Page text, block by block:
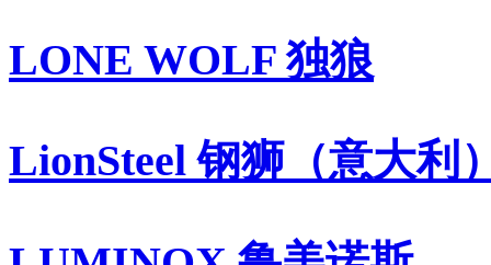
LONE WOLF 独狼
LionSteel 钢狮（意大利